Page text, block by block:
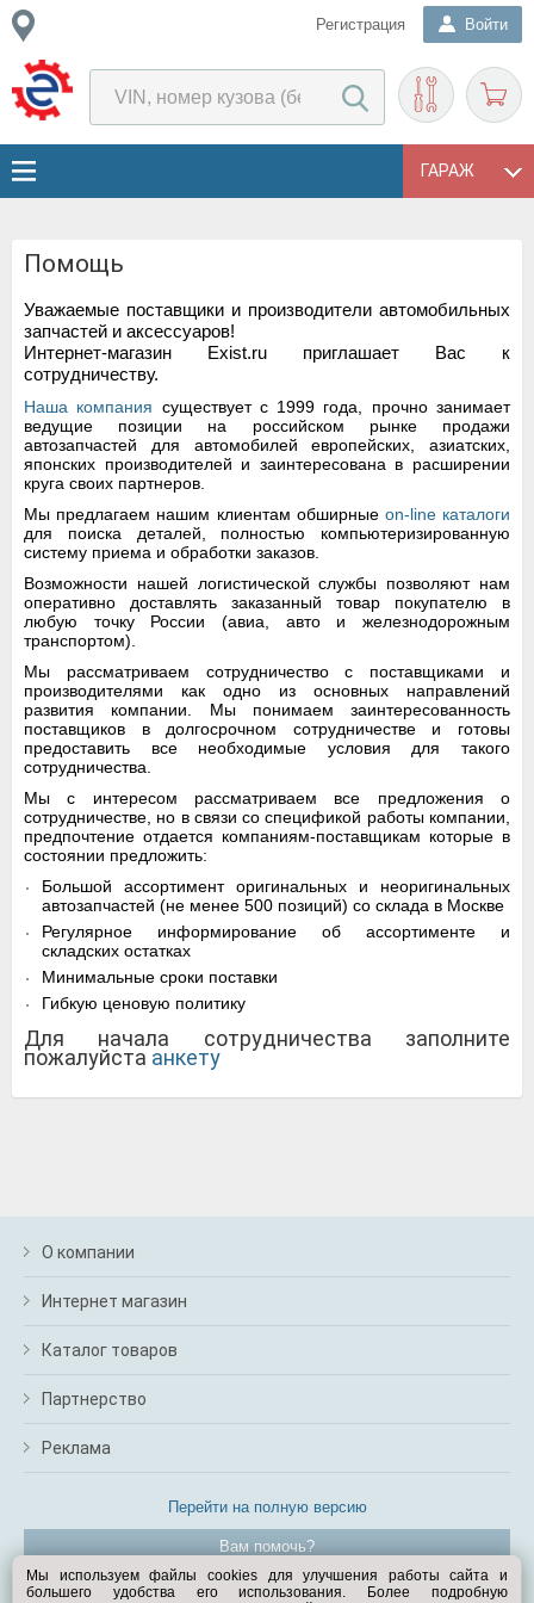
Регистрация Войти
ГАРАЖ
Помощь
Уважаемые поставщики и производители автомобильных
запчастей и аксессуаров!
Интернет-магазин Exist.ru приглашает Вас к
сотрудничеству.
Наша компания существует с 1999 года, прочно занимает
ведущие позиции на российском рынке продажи
автозапчастей для автомобилей европейских, азиатских,
японских производителей и заинтересована в расширении
круга своих партнеров.
Мы предлагаем нашим клиентам обширные on-line каталоги
для поиска деталей, полностью компьютеризированную
систему приема и обработки заказов.
Возможности нашей логистической службы позволяют нам
оперативно доставлять заказанный товар покупателю в
любую точку России (авиа, авто и железнодорожным
транспортом).
Мы рассматриваем сотрудничество с поставщиками и
производителями как одно из основных направлений
развития компании. Мы понимаем заинтересованность
поставщиков в долгосрочном сотрудничестве и готовы
предоставить все необходимые условия для такого
сотрудничества.
Мы с интересом рассматриваем все предложения о
сотрудничестве, но в связи со спецификой работы компании,
предпочтение отдается компаниям-поставщикам которые в
состоянии предложить:
Большой ассортимент оригинальных и неоригинальных
автозапчастей (не менее 500 позиций) со склада в Москве
Регулярное информирование об ассортименте и
складских остатках
Минимальные сроки поставки
Гибкую ценовую политику
Для начала сотрудничества заполните
пожалуйста анкету
О компании
Интернет магазин
Каталог товаров
Партнерство
Реклама
Перейти на полную версию
Вам помочь?
© Exist.ru 1998—2026
Мы используем файлы cookies для улучшения работы сайта и
большего удобства его использования. Более подробную